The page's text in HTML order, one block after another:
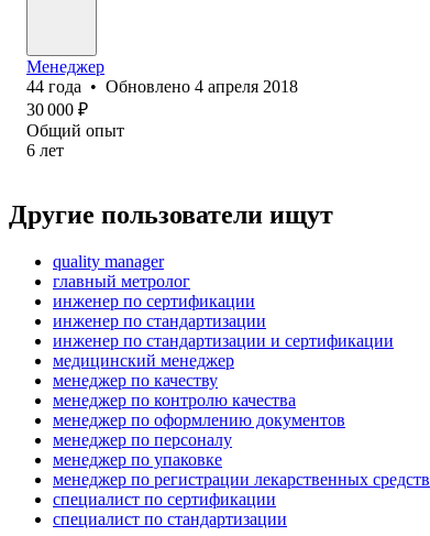
Менеджер
44 года • Обновлено 4 апреля 2018
30 000 ₽
Общий опыт
6 лет
Другие пользователи ищут
quality manager
главный метролог
инженер по сертификации
инженер по стандартизации
инженер по стандартизации и сертификации
медицинский менеджер
менеджер по качеству
менеджер по контролю качества
менеджер по оформлению документов
менеджер по персоналу
менеджер по упаковке
менеджер по регистрации лекарственных средств
специалист по сертификации
специалист по стандартизации